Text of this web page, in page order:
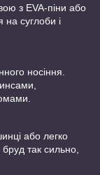
з EVA-піни або
суглоби і
носіння.
або легко
так сильно,